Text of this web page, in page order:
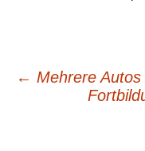
← Mehrere